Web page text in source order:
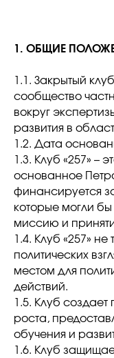
1. ОБЩИЕ
1.1. Закрытый
сообщество
вокруг
развития в
1.2. Дата
1.3. Клуб «257» –
основанное
финансируется
которые могли бы
миссию и
1.4. Клуб «257»
политических
местом для
действий.
1.5. Клуб
роста,
обучения и
1.6. Клуб